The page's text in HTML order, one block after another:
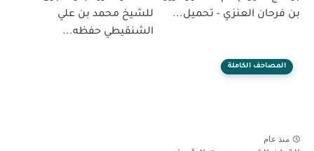
العنزي - تحميل...
للشيخ محمد بن علي
الشنقيطي حفظه...
الكاملة